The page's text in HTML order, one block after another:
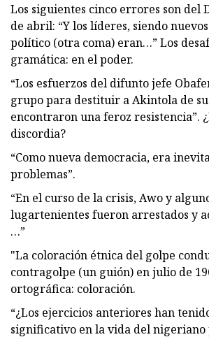
Los siguientes cinco errores son del
de abril: “Y los líderes, siendo
político (otra coma) eran…” Los
gramática: en el poder.
“Los esfuerzos del difunto jefe
grupo para destituir a Akintola de
encontraron una feroz resistencia”.
discordia?
“Como nueva democracia, era
problemas”.
“En el curso de la crisis, Awo y
lugartenientes fueron arrestados y
…”
"La coloración étnica del golpe
contragolpe (un guión) en julio de
ortográfica: coloración.
“¿Los ejercicios anteriores han
significativo en la vida del nigeriano